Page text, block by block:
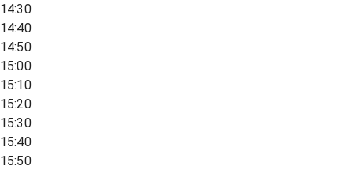
14:30
14:40
14:50
15:00
15:10
15:20
15:30
15:40
15:50